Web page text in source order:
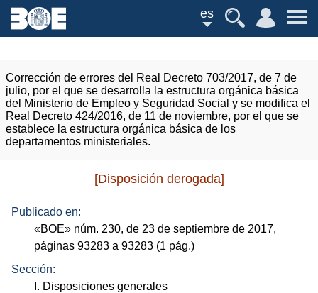
es
Corrección de errores del Real Decreto 703/2017, de 7 de
julio, por el que se desarrolla la estructura orgánica básica
del Ministerio de Empleo y Seguridad Social y se modifica el
Real Decreto 424/2016, de 11 de noviembre, por el que se
establece la estructura orgánica básica de los
departamentos ministeriales.
[Disposición derogada]
Publicado en:
«BOE» núm. 230, de 23 de septiembre de 2017,
páginas 93283 a 93283 (1 pág.)
Sección:
I. Disposiciones generales